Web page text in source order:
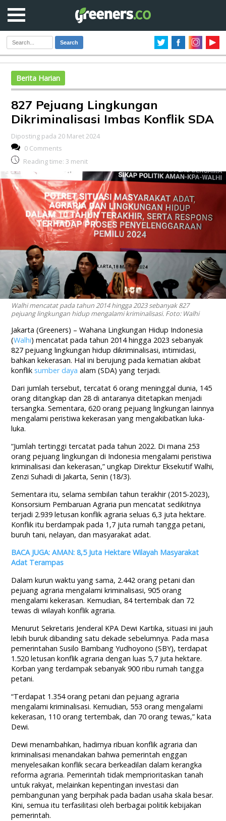
Search
Berita Harian
827 Pejuang Lingkungan
Dikriminalisasi Imbas Konflik SDA
Diposting pada 20 Maret 2024
0 Comments
Reading time: 3 menit
Walhi mencatat pada tahun 2014 hingga 2023 sebanyak 827
pejuang lingkungan hidup mengalami kriminalisasi. Foto: Walhi
Jakarta (Greeners) – Wahana Lingkungan Hidup Indonesia
(Walhi)mencatat pada tahun 2014hingga 2023sebanyak
827pejuang lingkungan hidup dikriminalisasi,intimidasi,
bahkan kekerasan. Hal iniberujung pada kematian akibat
konflik sumber daya alam (SDA) yang terjadi.
Dari jumlah tersebut, tercatat 6 orang meninggal dunia, 145
orang ditangkap dan 28 di antaranya ditetapkan menjadi
tersangka. Sementara, 620 orang pejuang lingkungan lainnya
mengalami peristiwa kekerasan yang mengakibatkan luka-
luka.
“Jumlah tertinggi tercatat pada tahun 2022. Di mana 253
orang pejuang lingkungan di Indonesia mengalami peristiwa
kriminalisasi dan kekerasan,” ungkap Direktur Eksekutif Walhi,
Zenzi Suhadi di Jakarta, Senin (18/3).
Sementara itu, selama sembilan tahun terakhir (2015-2023),
Konsorsium Pembaruan Agraria pun mencatat sedikitnya
terjadi 2.939 letusan konflik agraria seluas 6,3 juta hektare.
Konflik itu berdampak pada 1,7 juta rumah tangga petani,
buruh tani, nelayan, dan masyarakat adat.
BACA JUGA: AMAN: 8,5 Juta Hektare Wilayah Masyarakat
Adat Terampas
Dalam kurun waktu yang sama, 2.442 orang petani dan
pejuang agraria mengalami kriminalisasi, 905 orang
mengalami kekerasan. Kemudian, 84 tertembak dan 72
tewas di wilayah konflik agraria.
Menurut Sekretaris Jenderal KPA Dewi Kartika, situasi ini jauh
lebih buruk dibanding satu dekade sebelumnya. Pada masa
pemerintahan Susilo Bambang Yudhoyono (SBY), terdapat
1.520 letusan konflik agraria dengan luas 5,7 juta hektare.
Korban yang terdampak sebanyak 900 ribu rumah tangga
petani.
“Terdapat 1.354 orang petani dan pejuang agraria
mengalami kriminalisasi. Kemudian, 553 orang mengalami
kekerasan, 110 orang tertembak, dan 70 orang tewas,” kata
Dewi.
Dewi menambahkan, hadirnya ribuan konflik agraria dan
kriminalisasi menandakan bahwa pemerintah enggan
menyelesaikan konflik secara berkeadilan dalam kerangka
reforma agraria. Pemerintah tidak memprioritaskan tanah
untuk rakyat, melainkan kepentingan investasi dan
pembangunan yang berpihak pada badan usaha skala besar.
Kini, semua itu terfasilitasi oleh berbagai politik kebijakan
pemerintah.